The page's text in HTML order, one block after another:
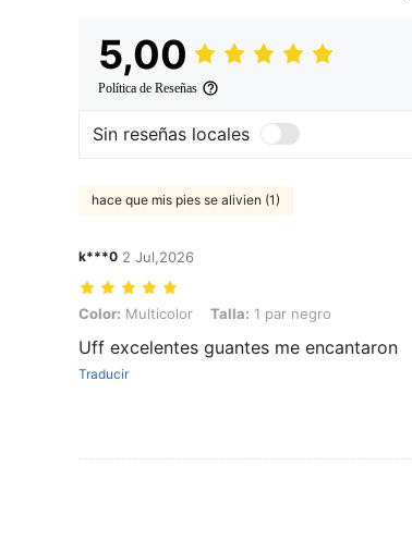
5,00
Política de Reseñas
Sin reseñas locales
hace que mis pies se alivien (1)
k***0 2 Jul,2026
Color: Multicolor, Talla: 1 par negro
Color: Multicolor Talla: 1 par negro
Uff excelentes guantes me encantaron
Traducir